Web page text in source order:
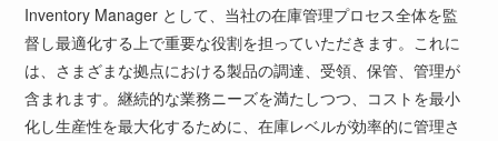
Inventory Manager として、当社の在庫管理プロセス全体を監
督し最適化する上で重要な役割を担っていただきます。これに
は、さまざまな拠点における製品の調達、受領、保管、管理が
含まれます。継続的な業務ニーズを満たしつつ、コストを最小
化し生産性を最大化するために、在庫レベルが効率的に管理さ